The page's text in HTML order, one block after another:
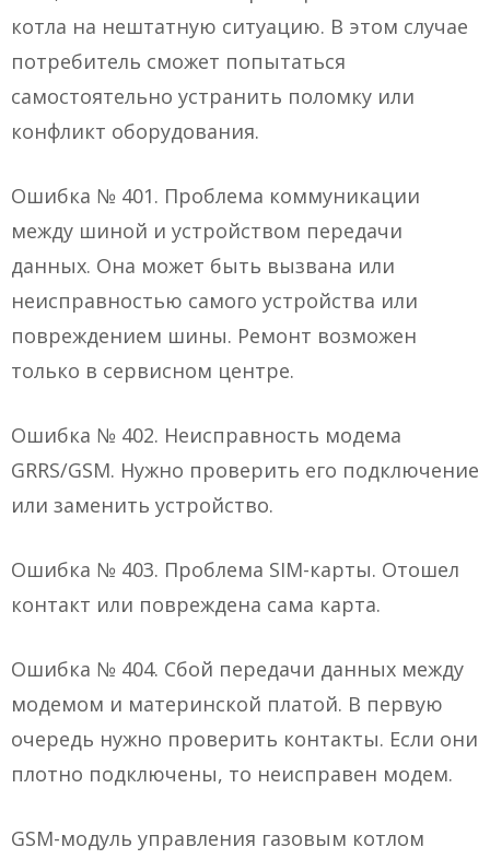
котла на нештатную ситуацию. В этом случае
потребитель сможет попытаться
самостоятельно устранить поломку или
конфликт оборудования.
Ошибка № 401. Проблема коммуникации
между шиной и устройством передачи
данных. Она может быть вызвана или
неисправностью самого устройства или
повреждением шины. Ремонт возможен
только в сервисном центре.
Ошибка № 402. Неисправность модема
GRRS/GSM. Нужно проверить его подключение
или заменить устройство.
Ошибка № 403. Проблема SIM-карты. Отошел
контакт или повреждена сама карта.
Ошибка № 404. Сбой передачи данных между
модемом и материнской платой. В первую
очередь нужно проверить контакты. Если они
плотно подключены, то неисправен модем.
GSM-модуль управления газовым котлом